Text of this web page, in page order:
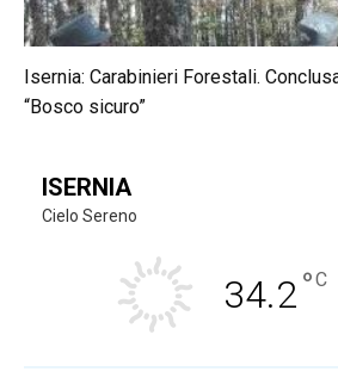
Isernia: Carabinieri Forestali.
“Bosco sicuro”
ISERNIA
Cielo Sereno
34.2°C